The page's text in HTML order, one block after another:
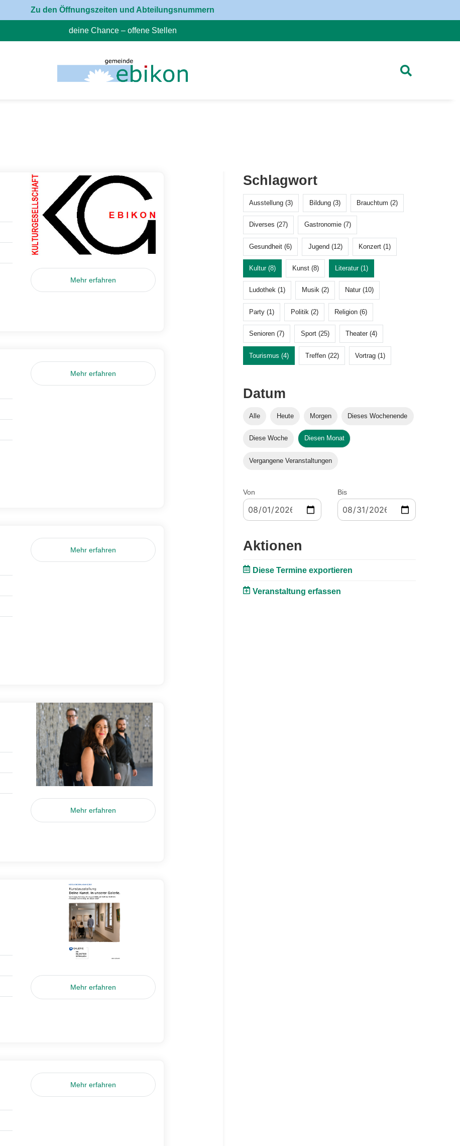
Zu den Öffnungszeiten und Abteilungsnummern
deine Chance – offene Stellen
Mehr erfahren
Mehr erfahren
Mehr erfahren
Mehr erfahren
Mehr erfahren
Mehr erfahren
Schlagwort
Ausstellung (3) Bildung (3) Brauchtum (2)
Diverses (27) Gastronomie (7)
Gesundheit (6) Jugend (12) Konzert (1)
Kultur (8) Kunst (8) Literatur (1)
Ludothek (1) Musik (2) Natur (10)
Party (1) Politik (2) Religion (6)
Senioren (7) Sport (25) Theater (4)
Tourismus (4) Treffen (22) Vortrag (1)
Datum
Alle Heute Morgen Dieses Wochenende
Diese Woche Diesen Monat
Vergangene Veranstaltungen
Von Bis
Aktionen
Diese Termine exportieren
Veranstaltung erfassen